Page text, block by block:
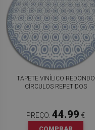
TAPETE VINÍLICO REDONDO
CÍRCULOS REPETIDOS
PREÇO: 44.99 €